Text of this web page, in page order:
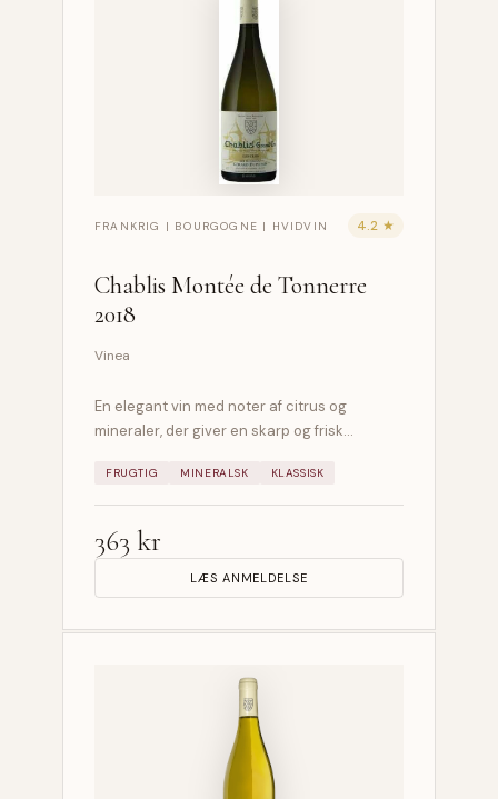
FRANKRIG | BOURGOGNE | HVIDVIN 4.2 ★
Chablis Montée de Tonnerre
2018
Vinea
En elegant vin med noter af citrus og
mineraler, der giver en skarp og frisk…
FRUGTIG MINERALSK KLASSISK
363 kr
LÆS ANMELDELSE